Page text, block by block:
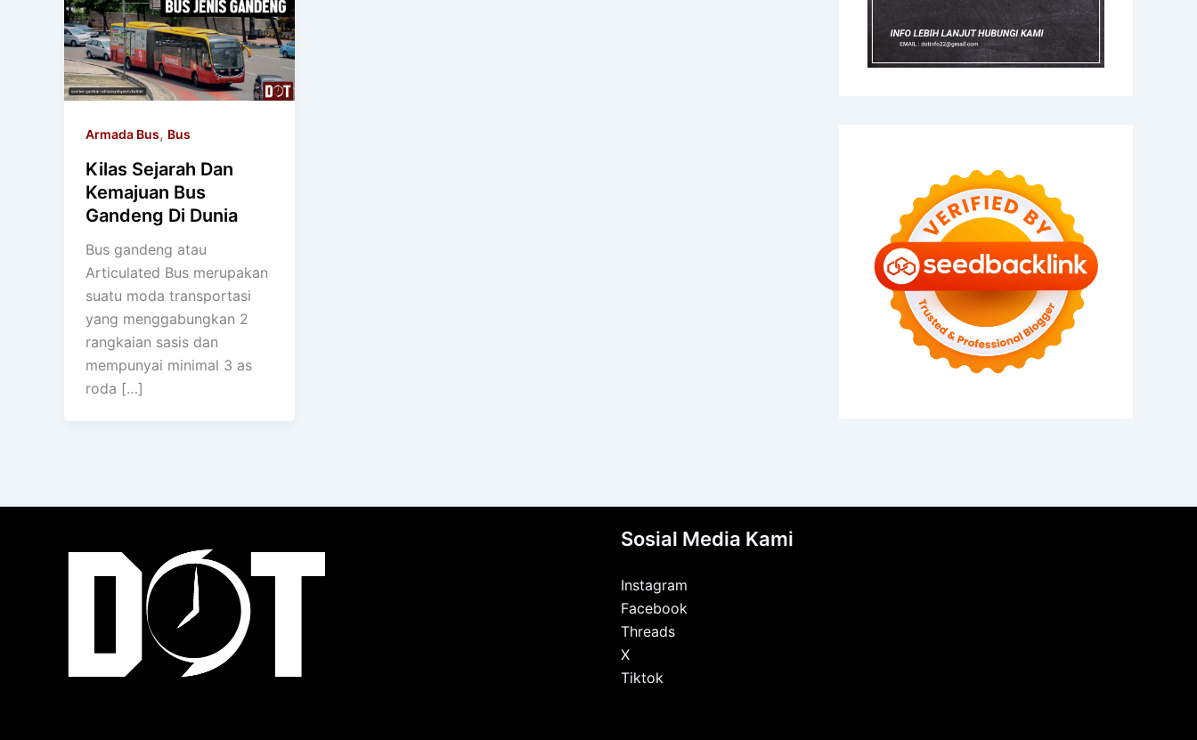
Armada Bus, Bus
Kilas Sejarah Dan
Kemajuan Bus
Gandeng Di Dunia
Bus gandeng atau
Articulated Bus merupakan
suatu moda transportasi
yang menggabungkan 2
rangkaian sasis dan
mempunyai minimal 3 as
roda […]
Sosial Media Kami
Instagram
Facebook
Threads
X
Tiktok